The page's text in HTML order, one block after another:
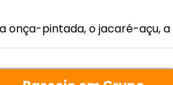
onça-pintada, o jacaré-açu,